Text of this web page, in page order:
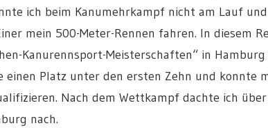
ich beim Kanumehrkampf nicht am Lauf
mein 500-Meter-Rennen fahren. In diesem
Kanurennsport-Meisterschaften“ in
Platz unter den ersten Zehn und konnte
Nach dem Wettkampf dachte ich
nach.